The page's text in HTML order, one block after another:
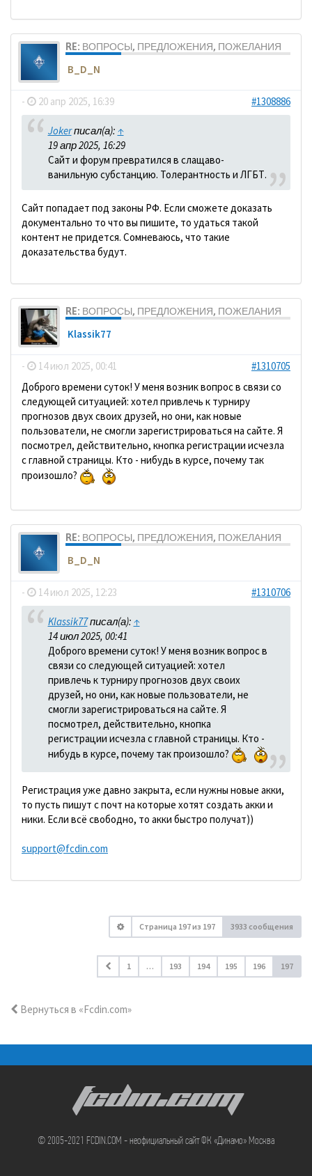
RE: ВОПРОСЫ, ПРЕДЛОЖЕНИЯ, ПОЖЕЛАНИЯ
B_D_N
- 20 апр 2025, 16:39 #1308886
Jokerписал(а): ↑
19 апр 2025, 16:29
Сайт и форум превратился в слащаво-
ванильную субстанцию. Толерантность и ЛГБТ.
Сайт попадает под законы РФ. Если сможете доказать
документально то что вы пишите, то удаться такой
контент не придется. Сомневаюсь, что такие
доказательства будут.
RE: ВОПРОСЫ, ПРЕДЛОЖЕНИЯ, ПОЖЕЛАНИЯ
Klassik77
- 14 июл 2025, 00:41
#1310705
Доброго времени суток! У меня возник вопрос в связи со
следующей ситуацией: хотел привлечь к турниру
прогнозов двух своих друзей, но они, как новые
пользователи, не смогли зарегистрироваться на сайте. Я
посмотрел, действительно, кнопка регистрации исчезла
с главной страницы. Кто - нибудь в курсе, почему так
произошло?
RE: ВОПРОСЫ, ПРЕДЛОЖЕНИЯ, ПОЖЕЛАНИЯ
B_D_N
- 14 июл 2025, 12:23 #1310706
Klassik77писал(а): ↑
14 июл 2025, 00:41
Доброго времени суток! У меня возник вопрос в
связи со следующей ситуацией: хотел
привлечь к турниру прогнозов двух своих
друзей, но они, как новые пользователи, не
смогли зарегистрироваться на сайте. Я
посмотрел, действительно, кнопка
регистрации исчезла с главной страницы. Кто -
нибудь в курсе, почему так произошло?
Регистрация уже давно закрыта, если нужны новые акки,
то пусть пишут с почт на которые хотят создать акки и
ники. Если всё свободно, то акки быстро получат))
support@fcdin.com
Страница 197из 197 3933 сообщения
1 … 193 194 195 196 197
Вернуться в «Fcdin.com»
FCDIN.COM
© 2005-2021 FCDIN.COM - неофициальный сайт ФК «Динамо» Москва